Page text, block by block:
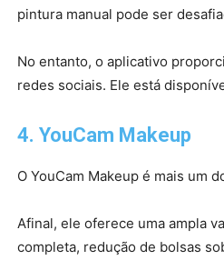
pintura manual pode ser
No entanto, o aplicativo
redes sociais. Ele está
4. YouCam Makeup
O YouCam Makeup é mais um
Afinal, ele oferece uma ampla
completa, redução de bolsas